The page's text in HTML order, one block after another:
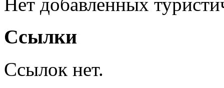
Нет добавленных
Ссылки
Ссылок нет.